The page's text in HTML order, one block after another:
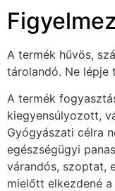
A termék hűvös,
tárolandó. Ne lépje
A termék
kiegyensúlyozott,
Gyógyászati célra
egészségügyi
várandós, szoptat,
mielőtt elkezdené